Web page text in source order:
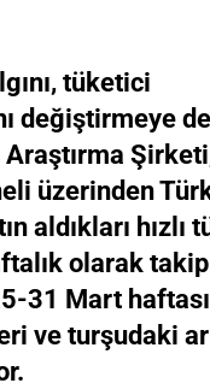
tüketici
değiştirmeye
üzerinden
aldıkları hızlı
olarak
31 Mart
ve turşudaki